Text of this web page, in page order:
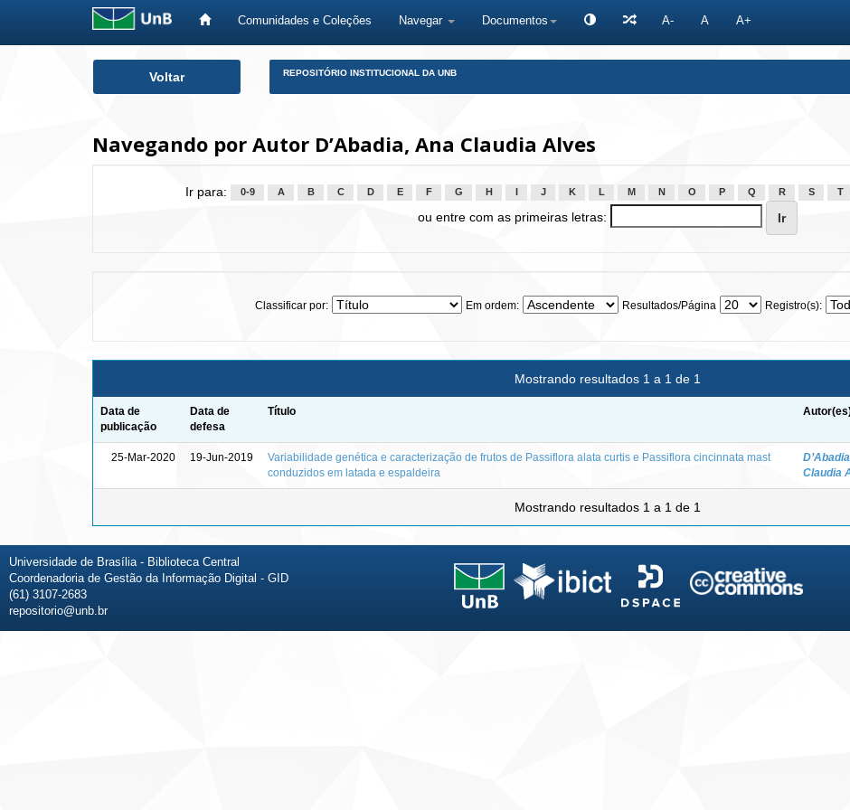
Comunidades e Coleções Navegar Documentos A- A A+
Voltar REPOSITÓRIO INSTITUCIONAL DA UNB
Navegando por Autor D’Abadia, Ana Claudia Alves
Ir para: 0-9 A B C D E F G H J K L M N O P Q R S T
ou entre com as primeiras letras:
Classificar por: Em ordem: Resultados/Página Registro(s):
Mostrando resultados 1 a 1 de 1
Data de
publicação
Data de
defesa
Título
25-Mar-2020 19-Jun-2019
Variabilidade genética e caracterização de frutos de Passiflora alata curtis e Passiflora cincinnata mast
conduzidos em latada e espaldeira
Claudia
Mostrando resultados 1 a 1 de 1
Universidade de Brasília - Biblioteca Central
Coordenadoria de Gestão da Informação Digital - GID
(61) 3107-2683
repositorio@unb.br